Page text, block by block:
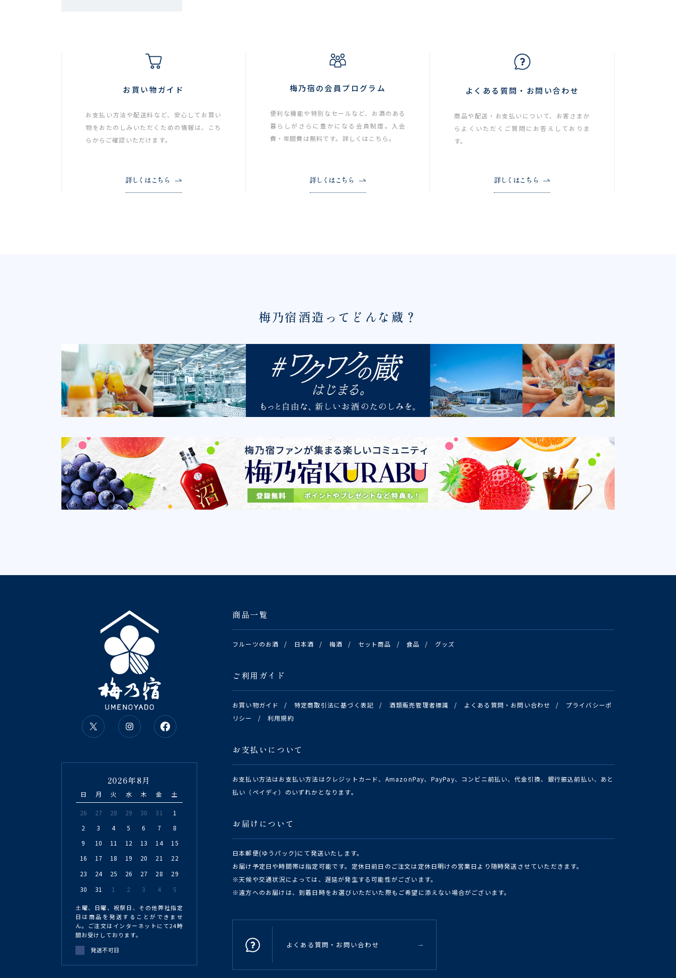
お買い物ガイド
お支払い方法や配送料など、安心してお買い
物をおたのしみいただくための情報は、こち
らからご確認いただけます。
詳しくはこちら
梅乃宿の会員プログラム
便利な機能や特別なセールなど、お酒のある
暮らしがさらに豊かになる会員制度。入会
費・年間費は無料です。詳しくはこちら。
詳しくはこちら
よくある質問・お問い合わせ
商品や配送・お支払いについて、お客さまか
らよくいただくご質問にお答えしておりま
す。
詳しくはこちら
梅乃宿酒造ってどんな蔵？
商品一覧
フルーツのお酒 / 日本酒 / 梅酒 / セット商品 / 食品 / グッズ
ご利用ガイド
お買い物ガイド / 特定商取引法に基づく表記 / 酒類販売管理者標識 / よくある質問・お問い合わせ /
プライバシーポ
リシー
/ 利用規約
お支払いについて
お支払い方法はお支払い方法はクレジットカード、AmazonPay、PayPay、コンビニ前払い、代金引換、銀行振込前払い、あと
払い（ペイディ）のいずれかとなります。
お届けについて
日本郵便(ゆうパック)にて発送いたします。
お届け予定日や時間帯は指定可能です。定休日前日のご注文は定休日明けの営業日より随時発送させていただきます。
※天候や交通状況によっては、遅延が発生する可能性がございます。
※遠方へのお届けは、到着日時をお選びいただいた際もご希望に添えない場合がございます。
よくある質問・お問い合わせ
2026年8月
日 月 火 水 木 金 土
26 27 28 29 30 31
1
2
3 4 5 6 7
8
9
10 11 12 13 14
15
16
17 18 19 20 21
22
23
24 25 26 27 28
29
30
31 1 2 3 4 5
土曜、日曜、祝祭日、その他弊社指定
日は商品を発送することができませ
ん。ご注文はインターネットにて24時
間お受けしております。
発送不可日